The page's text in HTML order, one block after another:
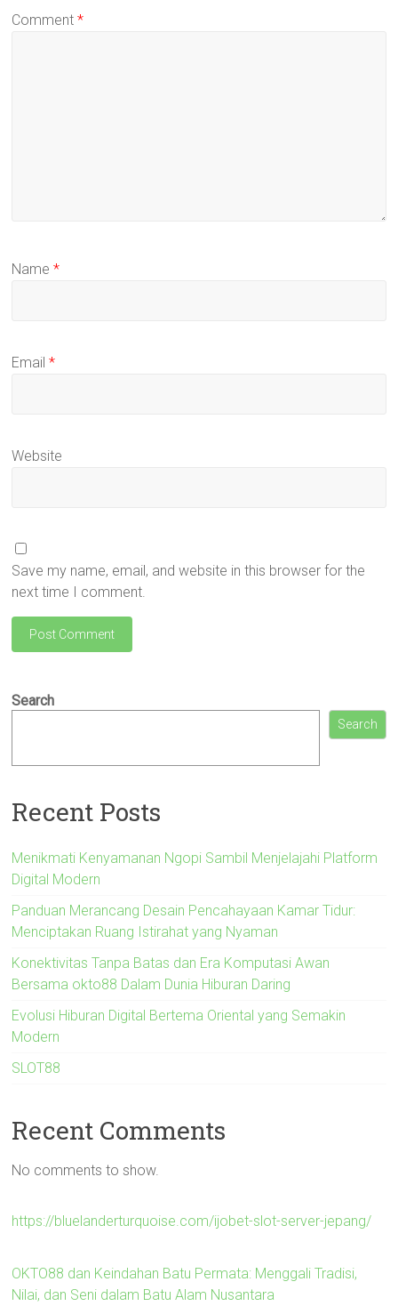
Comment*
Name*
Email*
Website
Save my name, email, and website in this browser for the
next time I comment.
Search
Search
Recent Posts
Menikmati Kenyamanan Ngopi Sambil Menjelajahi Platform
Digital Modern
Panduan Merancang Desain Pencahayaan Kamar Tidur:
Menciptakan Ruang Istirahat yang Nyaman
Konektivitas Tanpa Batas dan Era Komputasi Awan
Bersama okto88 Dalam Dunia Hiburan Daring
Evolusi Hiburan Digital Bertema Oriental yang Semakin
Modern
SLOT88
Recent Comments
No comments to show.
https://bluelanderturquoise.com/ijobet-slot-server-jepang/
OKTO88 dan Keindahan Batu Permata: Menggali Tradisi,
Nilai, dan Seni dalam Batu Alam Nusantara